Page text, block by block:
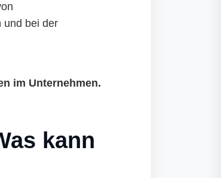
und bei der
im Unternehmen.
kann